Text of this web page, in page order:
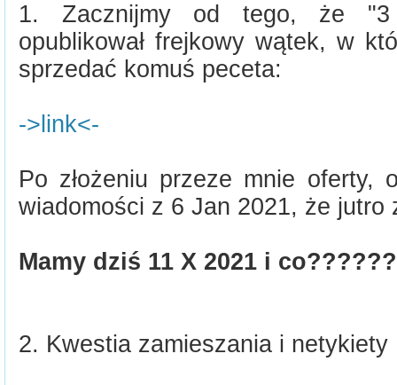
1. Zacznijmy od tego, że "3
opublikował frejkowy wątek, w
sprzedać komuś peceta:
->link<-
Po złożeniu przeze mnie oferty,
wiadomości z 6 Jan 2021, że jutro
Mamy dziś 11 X 2021 i
2. Kwestia zamieszania i netykiety